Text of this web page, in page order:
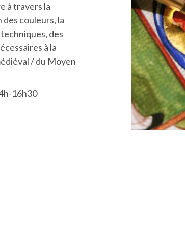
à travers la
couleurs, la
des
à la
/ du Moyen
16h30